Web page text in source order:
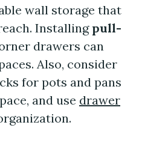
wall storage that
Installing pull-
drawers can
Also, consider
for pots and pans
and use drawer